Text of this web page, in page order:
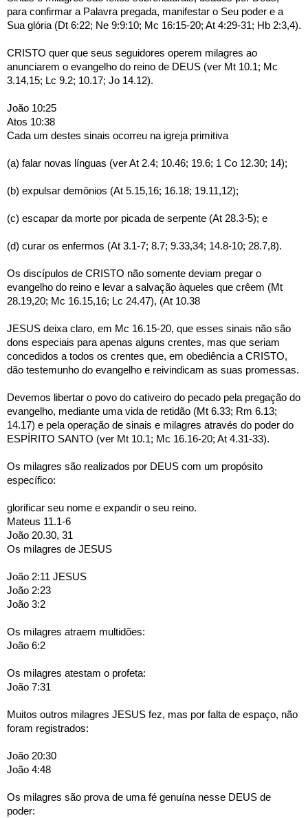
para confirmar a Palavra pregada, manifestar o Seu poder e a
Sua glória (Dt 6:22; Ne 9:9:10; Mc 16:15-20; At 4:29-31; Hb 2:3,4).
CRISTO quer que seus seguidores operem milagres ao
anunciarem o evangelho do reino de DEUS (ver Mt 10.1; Mc
3.14,15; Lc 9.2; 10.17; Jo 14.12).
João 10:25
Atos 10:38
Cada um destes sinais ocorreu na igreja primitiva
(a) falar novas línguas (ver At 2.4; 10.46; 19.6; 1 Co 12.30; 14);
(b) expulsar demônios (At 5.15,16; 16.18; 19.11,12);
(c) escapar da morte por picada de serpente (At 28.3-5); e
(d) curar os enfermos (At 3.1-7; 8.7; 9.33,34; 14.8-10; 28.7,8).
Os discípulos de CRISTO não somente deviam pregar o
evangelho do reino e levar a salvação àqueles que crêem (Mt
28.19,20; Mc 16.15,16; Lc 24.47), (At 10.38
JESUS deixa claro, em Mc 16.15-20, que esses sinais não são
dons especiais para apenas alguns crentes, mas que seriam
concedidos a todos os crentes que, em obediência a CRISTO,
dão testemunho do evangelho e reivindicam as suas promessas.
Devemos libertar o povo do cativeiro do pecado pela pregação do
evangelho, mediante uma vida de retidão (Mt 6.33; Rm 6.13;
14.17) e pela operação de sinais e milagres através do poder do
ESPÍRITO SANTO (ver Mt 10.1; Mc 16.16-20; At 4.31-33).
Os milagres são realizados por DEUS com um propósito
específico:
glorificar seu nome e expandir o seu reino.
Mateus 11.1-6
João 20.30, 31
Os milagres de JESUS
João 2:11 JESUS
João 2:23
João 3:2
Os milagres atraem multidões:
João 6:2
Os milagres atestam o profeta:
João 7:31
Muitos outros milagres JESUS fez, mas por falta de espaço, não
foram registrados:
João 20:30
João 4:48
Os milagres são prova de uma fé genuína nesse DEUS de
poder: